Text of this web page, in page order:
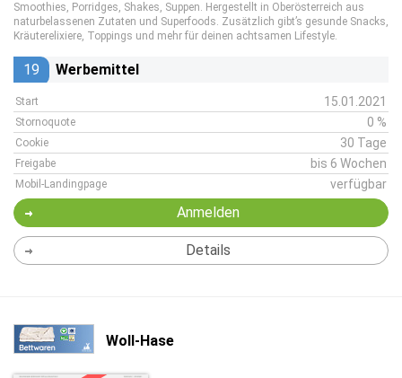
Smoothies, Porridges, Shakes, Suppen. Hergestellt in Oberösterreich aus
naturbelassenen Zutaten und Superfoods. Zusätzlich gibt’s gesunde Snacks,
Kräuterelixiere, Toppings und mehr für deinen achtsamen Lifestyle.
19 Werbemittel
Start 15.01.2021
Stornoquote 0 %
Cookie 30 Tage
Freigabe bis 6 Wochen
Mobil-Landingpage verfügbar
Anmelden
Details
Woll-Hase